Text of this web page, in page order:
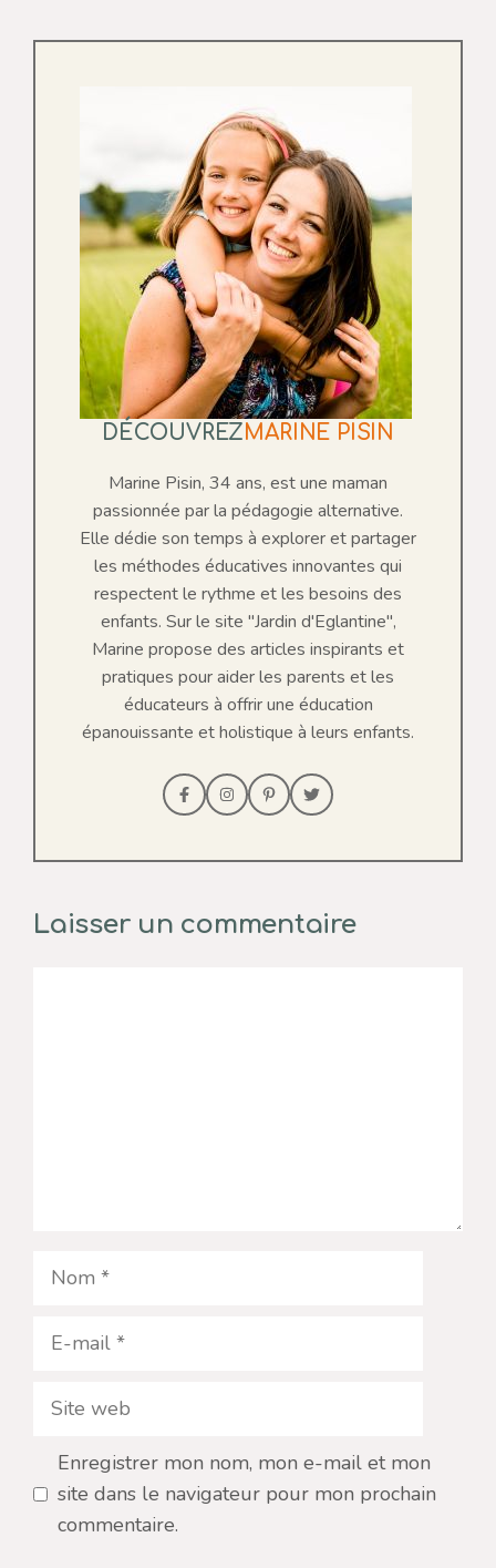
DÉCOUVREZMARINE PISIN
Marine Pisin, 34 ans, est une maman
passionnée par la pédagogie alternative.
Elle dédie son temps à explorer et partager
les méthodes éducatives innovantes qui
respectent le rythme et les besoins des
enfants. Sur le site "Jardin d'Eglantine",
Marine propose des articles inspirants et
pratiques pour aider les parents et les
éducateurs à offrir une éducation
épanouissante et holistique à leurs enfants.
Laisser un commentaire
Nom
E-
Site
Enregistrer mon nom, mon e-mail et mon
site dans le navigateur pour mon prochain
commentaire.